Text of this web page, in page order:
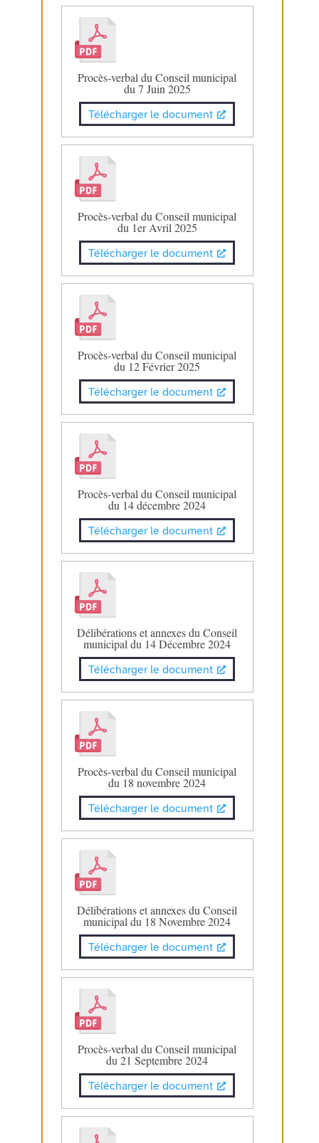
Procès-verbal du Conseil municipal
du 7 Juin 2025
Télécharger le document
Procès-verbal du Conseil municipal
du 1er Avril 2025
Télécharger le document
Procès-verbal du Conseil municipal
du 12 Février 2025
Télécharger le document
Procès-verbal du Conseil municipal
du 14 décembre 2024
Télécharger le document
Délibérations et annexes du Conseil
municipal du 14 Décembre 2024
Télécharger le document
Procès-verbal du Conseil municipal
du 18 novembre 2024
Télécharger le document
Délibérations et annexes du Conseil
municipal du 18 Novembre 2024
Télécharger le document
Procès-verbal du Conseil municipal
du 21 Septembre 2024
Télécharger le document